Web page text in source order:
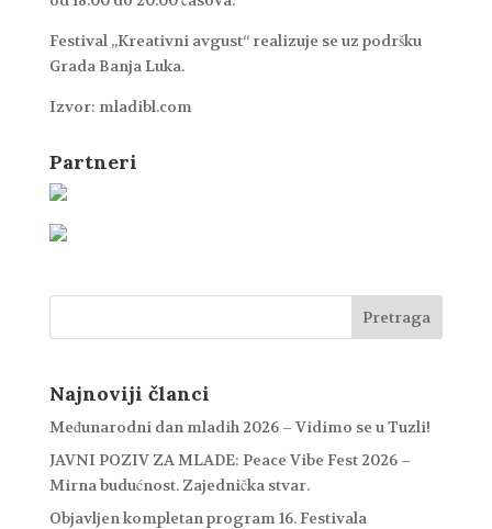
Festival „Kreativni avgust“ realizuje se uz podršku
Grada Banja Luka.
Izvor: mladibl.com
Partneri
Najnoviji članci
Međunarodni dan mladih 2026 – Vidimo se u Tuzli!
JAVNI POZIV ZA MLADE: Peace Vibe Fest 2026 –
Mirna budućnost. Zajednička stvar.
Objavljen kompletan program 16. Festivala